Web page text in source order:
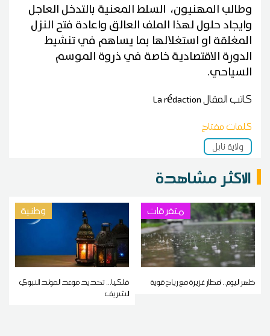
وطالب المهنيون، السلط المعنية بالتدخل العاجل
وايجاد حلول لهذا الملف العالق واعادة فتح النزل
المغلقة او استغلالها بما يساهم في تنشيط
الدورة الاقتصادية خاصة في ذروة الموسم
السياحي.
كاتب المقالLa rédaction
كلمات مفتاح
ولاية نابل
الاكثر مشاهدة
متفرقات
ظهر اليوم.. أمطار غزيرة مع رياح قوية
وطنية
فلكيا... تحديد موعد المولد النبوي
الشريف